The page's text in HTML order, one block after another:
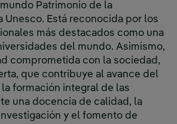
Patrimonio de la
Unesco. Está reconocida por los
más destacados como una
del mundo. Asimismo,
comprometida con la sociedad,
que contribuye al avance del
formación integral de las
una docencia de calidad, la
y el fomento de